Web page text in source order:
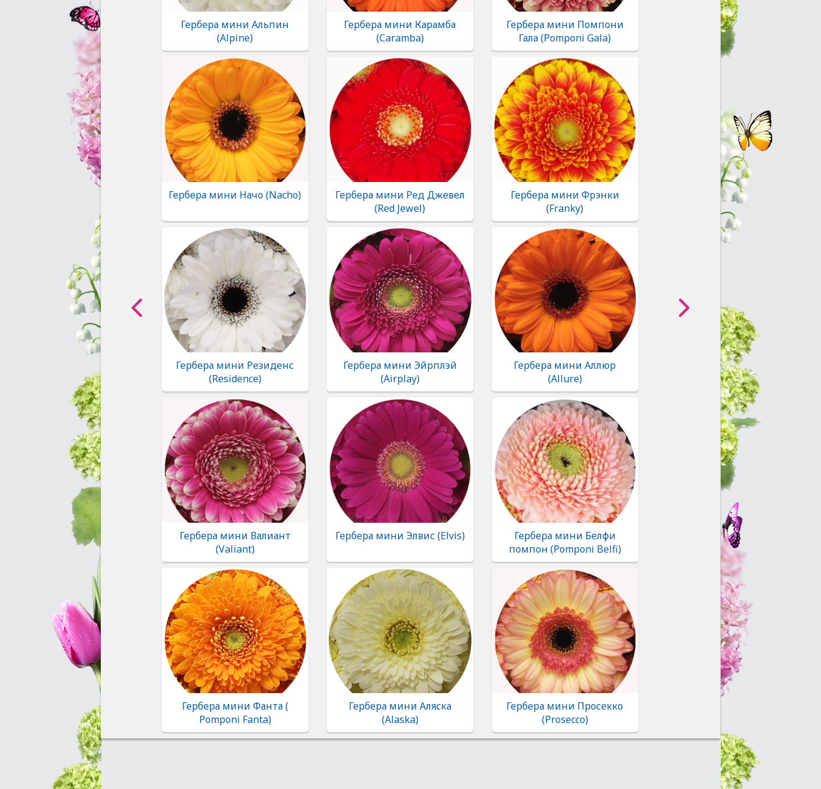
Гербера мини Альпин
(Alpine)
Гербера мини Карамба
(Caramba)
Гербера мини Помпони
Гала (Pomponi Gala)
Гербера мини Начо (Nacho)
Гербера мини Ред Джевел
(Red Jewel)
Гербера мини Фрэнки
(Franky)
Гербера мини Резиденс
(Residence)
Гербера мини Эйрплэй
(Airplay)
Гербера мини Аллюр
(Allure)
Гербера мини Валиант
(Valiant)
Гербера мини Элвис (Elvis)
Гербера мини Белфи
помпон (Pomponi Belfi)
Гербера мини Фанта (
Pomponi Fanta)
Гербера мини Аляска
(Alaska)
Гербера мини Просекко
(Prosecco)